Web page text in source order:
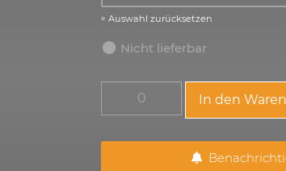
Auswahl zurücksetzen
Nicht lieferbar
In den